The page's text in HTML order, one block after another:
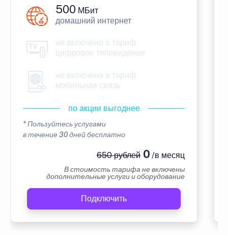
500 МБит
домашний интернет
не включено в тариф
цифровое телевидение
не включена в тариф
мобильная связь
по акции выгоднее
* Пользуйтесь услугами
в течение 30 дней бесплатно
650 рублей0 /в месяц
В стоимость тарифа не включены
дополнительные услуги и оборудование
Подключить